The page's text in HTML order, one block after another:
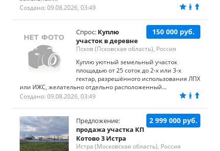
Создано: 09.08.2026, 03:49
150 000 руб.
Спрос: Куплю
участок в деревне
Псков (Псковская область), Россия
Куплю уютный земельный участок
площадью от 25 соток до 2-х или 3-х
гектар, разрешённого использования ЛПХ
или ИЖС, желательно отдельно расположенный...
Создано: 09.08.2026, 03:49
2 999 000 руб.
Предложение:
продажа участка КП
Котово 3 Истра
Истра (Московская область), Россия